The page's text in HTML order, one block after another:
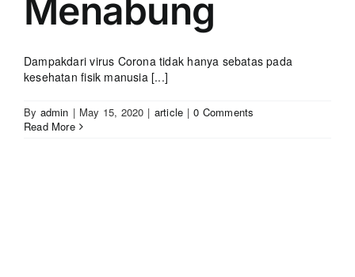
Menabung
Dampakdari virus Corona tidak hanya sebatas pada
kesehatan fisik manusia [...]
By admin | May 15, 2020 | article | 0 Comments
Read More